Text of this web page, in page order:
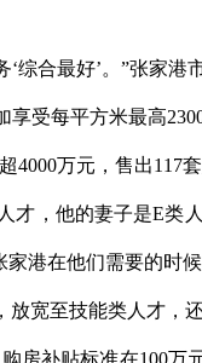
综合最好’。”张家
受每平方米最高
万元，售出117套
，他的妻子是E类
港在他们需要的时候
宽至技能类人才，
补贴标准在100万